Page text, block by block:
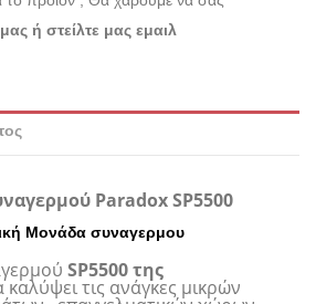
ή στείλτε μας εμαιλ
Paradox SP5500
Μονάδα συναγερμου
SP5500 της
καλύψει τις ανάγκες μικρών